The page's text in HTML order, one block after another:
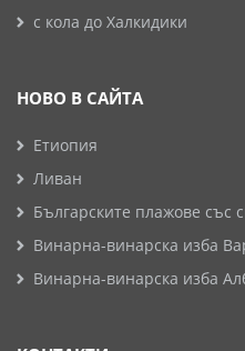
с кола до Халкидики
НОВО В САЙТА
Етиопия
Ливан
Българските плажове със
Винарна-винарска изба
Винарна-винарска изба